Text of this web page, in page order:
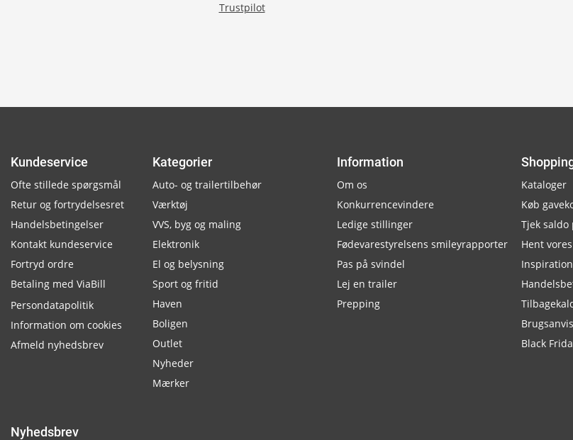
Trustpilot
Kundeservice
Ofte stillede spørgsmål
Retur og fortrydelsesret
Handelsbetingelser
Kontakt kundeservice
Fortryd ordre
Betaling med ViaBill
Persondatapolitik
Information om cookies
Afmeld nyhedsbrev
Kategorier
Auto- og trailertilbehør
Værktøj
VVS, byg og maling
Elektronik
El og belysning
Sport og fritid
Haven
Boligen
Outlet
Nyheder
Mærker
Information
Om os
Konkurrencevindere
Ledige stillinger
Fødevarestyrelsens smileyrapporter
Pas på svindel
Lej en trailer
Prepping
Kataloger
Køb
Tjek saldo
Hent
Inspiration
Black
Nyhedsbrev